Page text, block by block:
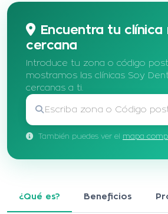
Encuentra tu clínica
cercana
Introduce tu zona o código
mostramos las clínicas Soy
cercanas a ti.
También puedes ver el mapa
¿Qué es? Beneficios